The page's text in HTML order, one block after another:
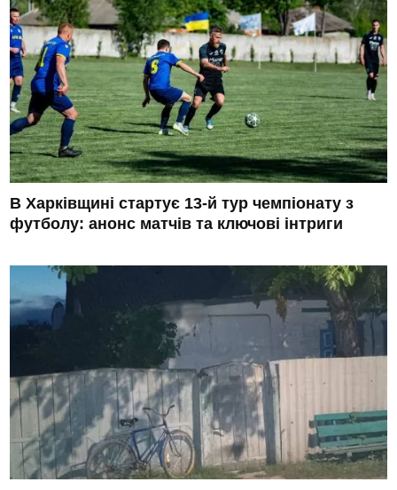
В Харківщині стартує 13-й тур чемпіонату з
футболу: анонс матчів та ключові інтриги